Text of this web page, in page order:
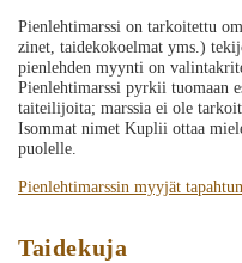
Pienlehtimarssi on tarkoitettu
zinet, taidekokoelmat yms.)
pienlehden myynti on
Pienlehtimarssi pyrkii tuomaan
taiteilijoita; marssia ei ole
Isommat nimet Kuplii ottaa
puolelle.
Pienlehtimarssin myyjät
Taidekuja